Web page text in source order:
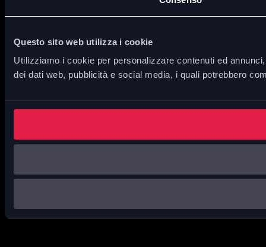
Questo sito web utilizza i cookie
Utilizziamo i cookie per personalizzare contenuti ed
dei dati web, pubblicità e social media, i quali potrebbero